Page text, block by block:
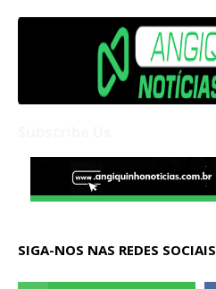
SIGA-NOS NAS REDES SOCIAIS